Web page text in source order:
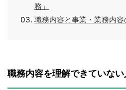
務」
職務内容と事業・業務内容
職務内容を理解できていな